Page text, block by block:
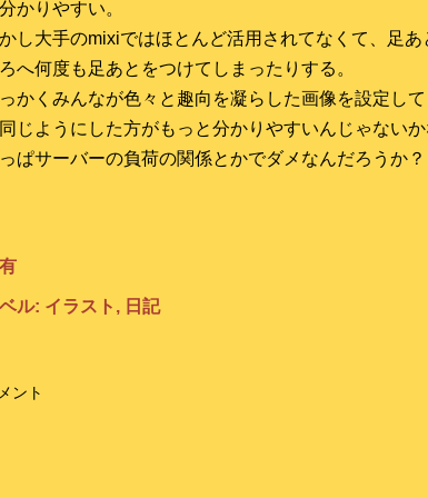
かりやすい。
し大手のmixiではほとんど活用されてなくて、足
へ何度も足あとをつけてしまったりする。
かくみんなが色々と趣向を凝らした画像を設定し
じようにした方がもっと分かりやすいんじゃないか
ぱサーバーの負荷の関係とかでダメなんだろうか？
ル: イラスト 日記
ント